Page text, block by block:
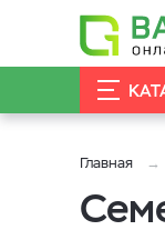
Главная